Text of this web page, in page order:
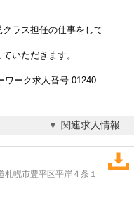
ラス担任の仕事をして
いただきます。
ワーク求人番号 01240-
関連求人情報
幌市豊平区平岸４条１